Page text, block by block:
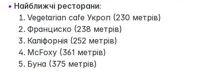
• Найближчі ресторани:
Vegetarian cafe Укроп (230 метрів)
Франциско (238 метрів)
Каліфорнія (252 метрів)
McFoxy (361 метрів)
Буна (375 метрів)